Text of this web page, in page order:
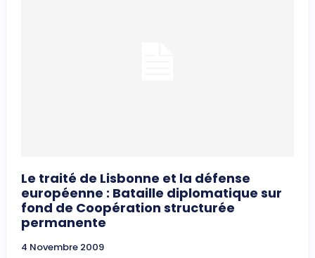
Le traité de Lisbonne et la défense
européenne : Bataille diplomatique sur
fond de Coopération structurée
permanente
4 Novembre 2009